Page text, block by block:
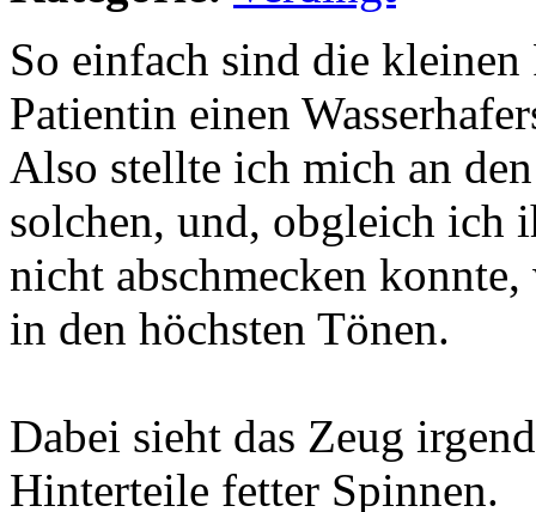
So einfach sind die
Patientin einen
Also stellte ich mich an
solchen, und, obgleich ich
nicht abschmecken
in den höchsten Tönen.
Dabei sieht das Zeug
Hinterteile fetter Spinnen.